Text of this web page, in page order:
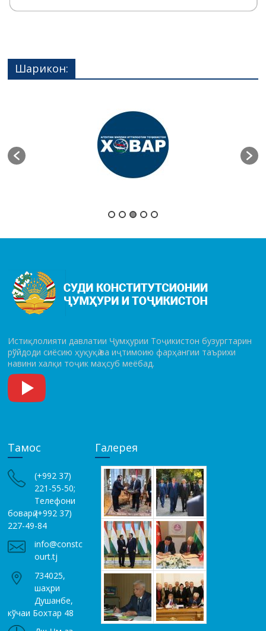
Шарикон:
Истиқлолияти давлатии Ҷумҳурии Тоҷикистон бузургтарин
рўй­до­ди сиёсию ҳуқуқӣ ва иҷтимоию фарҳангии таърихи
навини халқи тоҷик маҳсуб меёбад.
Тамос
(+992 37)
221-55-50;
Телефони
боварӣ (+992 37)
227-49-84
info@constc
ourt.tj
734025,
шаҳри
Душанбе,
кўчаи Бохтар 48
Галерея